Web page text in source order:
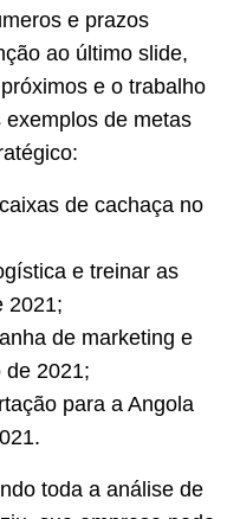
e prazos
ao último slide,
e o trabalho
de metas
de cachaça no
e treinar as
2021;
de marketing e
de 2021;
para a Angola
toda a análise de